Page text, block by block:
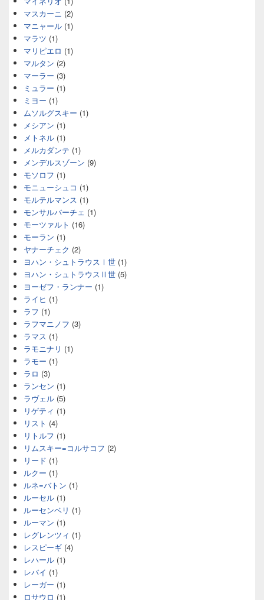
マスカーニ (2)
マニャール (1)
マラツ (1)
マリピエロ (1)
マルタン (2)
マーラー (3)
ミュラー (1)
ミヨー (1)
ムソルグスキー (1)
メシアン (1)
メトネル (1)
メルカダンテ (1)
メンデルスゾーン (9)
モソロフ (1)
モニューシュコ (1)
モルテルマンス (1)
モンサルバーチェ (1)
モーツァルト (16)
モーラン (1)
ヤナーチェク (2)
ヨハン・シュトラウスⅠ世 (1)
ヨハン・シュトラウスⅡ世 (5)
ヨーゼフ・ランナー (1)
ライヒ (1)
ラフ (1)
ラフマニノフ (3)
ラマス (1)
ラモニナリ (1)
ラモー (1)
ラロ (3)
ランセン (1)
ラヴェル (5)
リゲティ (1)
リスト (4)
リトルフ (1)
リムスキー=コルサコフ (2)
リード (1)
ルクー (1)
ルネ=バトン (1)
ルーセル (1)
ルーセンベリ (1)
ルーマン (1)
レグレンツィ (1)
レスピーギ (4)
レハール (1)
レバイ (1)
レーガー (1)
ロサウロ (1)